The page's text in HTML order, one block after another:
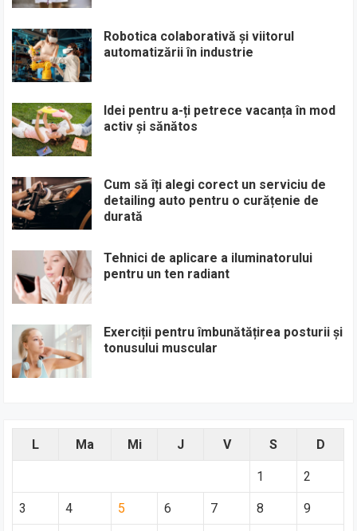
Robotica colaborativă și viitorul
automatizării în industrie
Idei pentru a-ți petrece vacanța în mod
activ și sănătos
Cum să îți alegi corect un serviciu de
detailing auto pentru o curățenie de
durată
Tehnici de aplicare a iluminatorului
pentru un ten radiant
Exerciții pentru îmbunătățirea posturii și
tonusului muscular
L Ma Mi J V S D
1 2
3 4 5 6 7 8 9